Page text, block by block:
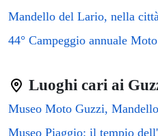
Luoghi cari ai
Museo Moto Guzzi,